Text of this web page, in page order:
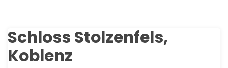
Schloss Stolzenfels,
Koblenz